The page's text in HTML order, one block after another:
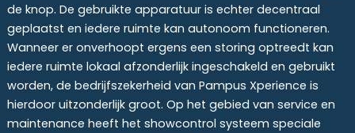
de knop. De gebruikte apparatuur is echter decentraal
geplaatst en iedere ruimte kan autonoom functioneren.
Wanneer er onverhoopt ergens een storing optreedt kan
iedere ruimte lokaal afzonderlijk ingeschakeld en gebruikt
worden, de bedrijfszekerheid van Pampus Xperience is
hierdoor uitzonderlijk groot. Op het gebied van service en
maintenance heeft het showcontrol systeem speciale